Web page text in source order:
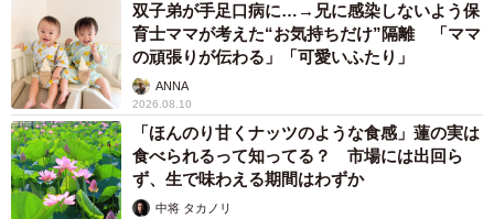
双子弟が手足口病に…→兄に感染しないよう保
育士ママが考えた“お気持ちだけ”隔離 「ママ
の頑張りが伝わる」「可愛いふたり」
ANNA
2026.08.10
「ほんのり甘くナッツのような食感」蓮の実は
食べられるって知ってる？ 市場には出回ら
ず、生で味わえる期間はわずか
中将 タカノリ